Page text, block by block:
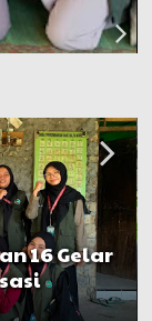
16 Gelar